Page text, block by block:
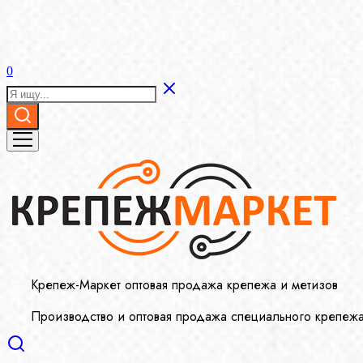
0
Крепеж-Маркет оптовая продажа крепежа и метизов
Производство и оптовая продажа специального